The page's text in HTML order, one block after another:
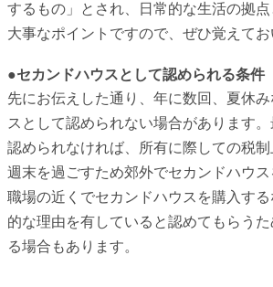
するもの」とされ、日常的な生活の拠
大事なポイントですので、ぜひ覚えてお
●セカンドハウスとして認められる条件
先にお伝えした通り、年に数回、夏休
スとして認められない場合があります
認められなければ、所有に際しての税
週末を過ごすため郊外でセカンドハウ
職場の近くでセカンドハウスを購入す
的な理由を有していると認めてもらう
る場合もあります。